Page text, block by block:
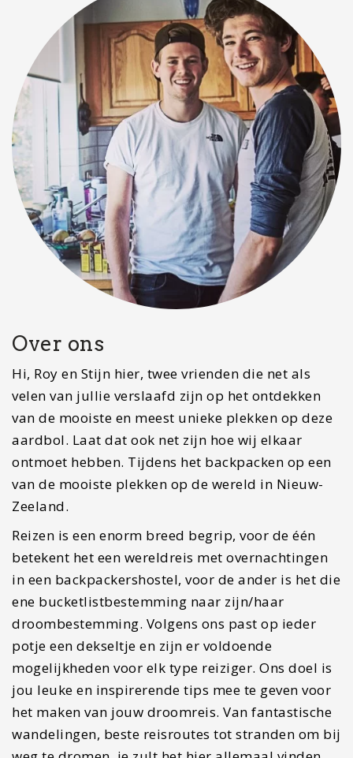
Over ons
Hi, Roy en Stijn hier, twee vrienden die net als
velen van jullie verslaafd zijn op het ontdekken
van de mooiste en meest unieke plekken op deze
aardbol. Laat dat ook net zijn hoe wij elkaar
ontmoet hebben. Tijdens het backpacken op een
van de mooiste plekken op de wereld in Nieuw-
Zeeland.
Reizen is een enorm breed begrip, voor de één
betekent het een wereldreis met overnachtingen
in een backpackershostel, voor de ander is het die
ene bucketlistbestemming naar zijn/haar
droombestemming. Volgens ons past op ieder
potje een dekseltje en zijn er voldoende
mogelijkheden voor elk type reiziger. Ons doel is
jou leuke en inspirerende tips mee te geven voor
het maken van jouw droomreis. Van fantastische
wandelingen, beste reisroutes tot stranden om bij